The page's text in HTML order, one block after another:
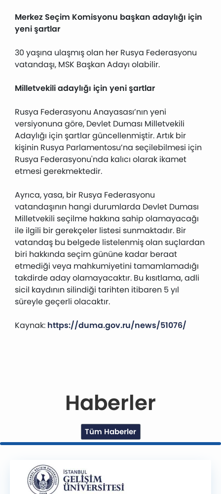
Merkez Seçim Komisyonu başkan adaylığı için
yeni şartlar
30 yaşına ulaşmış olan her Rusya Federasyonu
vatandaşı, MSK Başkan Adayı olabilir.
Milletvekili adaylığı için yeni şartlar
Rusya Federasyonu Anayasası’nın yeni
versiyonuna göre, Devlet Duması Milletvekili
Adaylığı için şartlar güncellenmiştir. Artık bir
kişinin Rusya Parlamentosu’na seçilebilmesi için
Rusya Federasyonu'nda kalıcı olarak ikamet
etmesi gerekmektedir.
Ayrıca, yasa, bir Rusya Federasyonu
vatandaşının hangi durumlarda Devlet Duması
Milletvekili seçilme hakkına sahip olamayacağı
ile ilgili bir gerekçeler listesi sunmaktadır. Bir
vatandaş bu belgede listelenmiş olan suçlardan
biri hakkında seçim gününe kadar beraat
etmediği veya mahkumiyetini tamamlamadığı
takdirde aday olamayacaktır. Bu kısıtlama, adli
sicil kaydının silindiği tarihten itibaren 5 yıl
süreyle geçerli olacaktır.
Kaynak: https://duma.gov.ru/news/51076/
Haberler
Tüm Haberler